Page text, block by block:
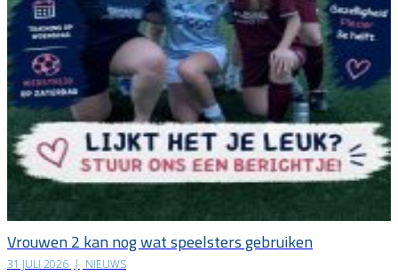
Vrouwen 2 kan nog wat speelsters gebruiken
31 JULI 2026 | NIEUWS